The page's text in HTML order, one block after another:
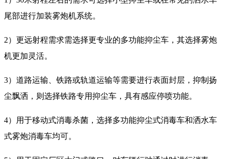
尾部进行加装雾炮机系统。
2）更远射程需求需选择更专业的多功能抑尘车，其选择雾炮
机更加灵活。
3）道路运输、铁路或轨道运输等需要进行表面封层，抑制扬
尘飘洒，则选择铁路专用抑尘车，具有感应停喷功能。
4）用于移动式消毒杀菌，选择多功能抑尘式消毒车和洒水车
式雾炮消毒车均可。